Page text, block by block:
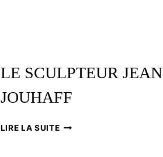
LE SCULPTEUR JEAN
JOUHAFF
LIRE LA SUITELE